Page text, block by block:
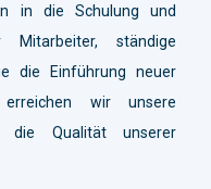
in die Schulung und
Mitarbeiter, ständige
die Einführung neuer
erreichen wir unsere
die Qualität unserer